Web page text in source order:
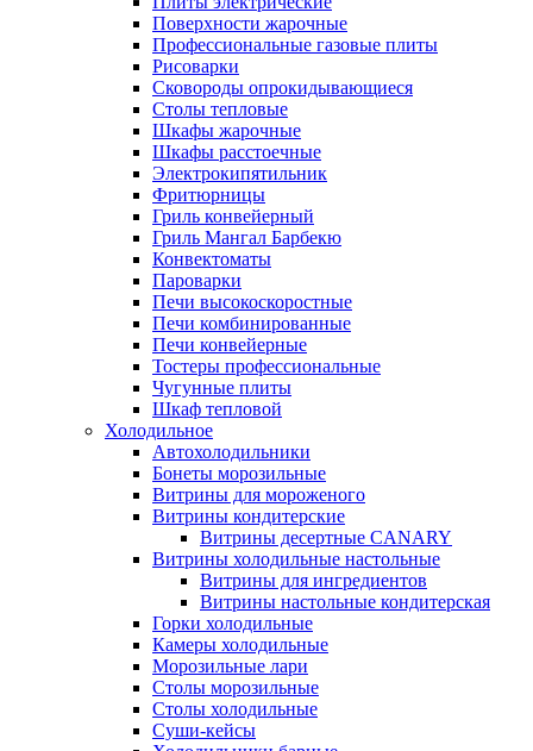
Поверхности жарочные
Профессиональные газовые плиты
Рисоварки
Сковороды опрокидывающиеся
Столы тепловые
Шкафы жарочные
Шкафы расстоечные
Электрокипятильник
Фритюрницы
Гриль конвейерный
Гриль Мангал Барбекю
Конвектоматы
Пароварки
Печи высокоскоростные
Печи комбинированные
Печи конвейерные
Тостеры профессиональные
Чугунные плиты
Шкаф тепловой
Холодильное
Автохолодильники
Бонеты морозильные
Витрины для мороженого
Витрины кондитерские
Витрины десертные CANARY
Витрины холодильные настольные
Витрины для ингредиентов
Витрины настольные кондитерская
Горки холодильные
Камеры холодильные
Морозильные лари
Столы морозильные
Столы холодильные
Суши-кейсы